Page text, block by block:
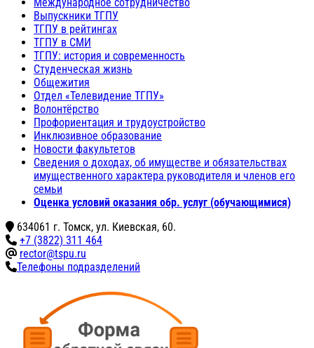
Выпускники ТГПУ
ТГПУ в рейтингах
ТГПУ в СМИ
ТГПУ: история и современность
Студенческая жизнь
Общежития
Отдел «Телевидение ТГПУ»
Волонтёрство
Профориентация и трудоустройство
Инклюзивное образование
Новости факультетов
Сведения о доходах, об имуществе и обязательствах
имущественного характера руководителя и членов его
семьи
Оценка условий оказания обр. услуг (обучающимися)
634061 г. Томск, ул. Киевская, 60.
+7 (3822) 311 464
rector@tspu.ru
Телефоны подразделений